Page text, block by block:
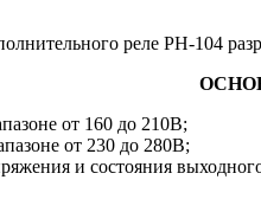
реле РН-104
от 160 до 210В;
от 230 до 280В;
и состояния